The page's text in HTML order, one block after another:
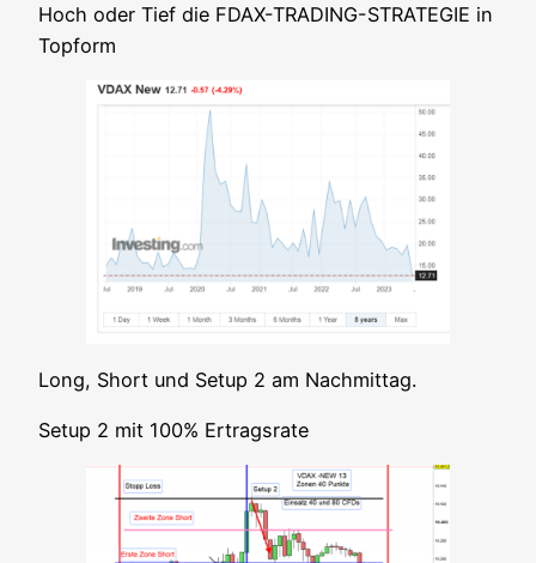
Hoch oder Tief die FDAX-TRADING-STRATEGIE in
Topform
Long, Short und Set­up 2 am Nachmittag.
Set­up 2 mit 100% Ertragsrate